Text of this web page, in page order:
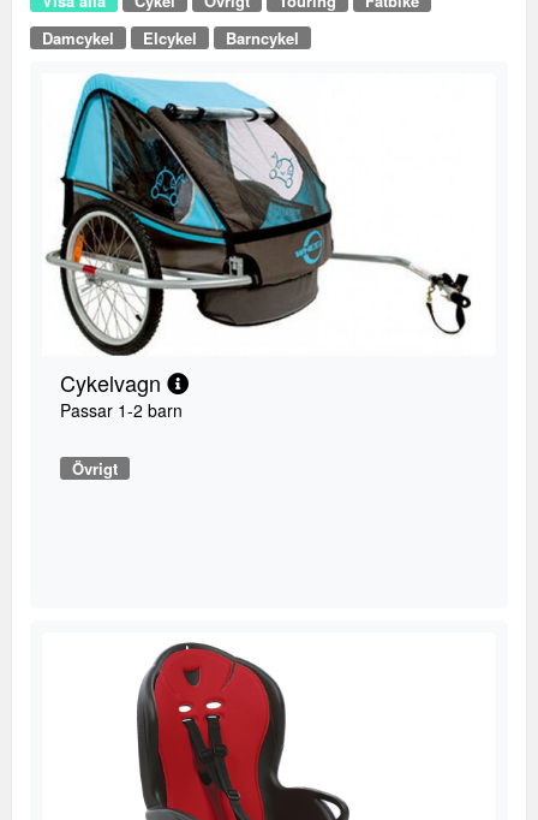
Damcykel
Elcykel Barncykel
Övrigt
Cykelvagn
Passar 1-2 barn